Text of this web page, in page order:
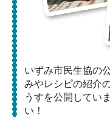
いずみ市民生協の
みやレシピの紹介
うすを公開してい
い！